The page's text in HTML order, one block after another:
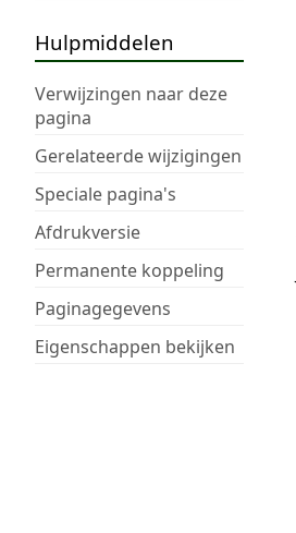
Hulpmiddelen
Verwijzingen naar deze
pagina
Gerelateerde wijzigingen
Speciale pagina's
Afdrukversie
Permanente koppeling
Paginagegevens
Eigenschappen bekijken